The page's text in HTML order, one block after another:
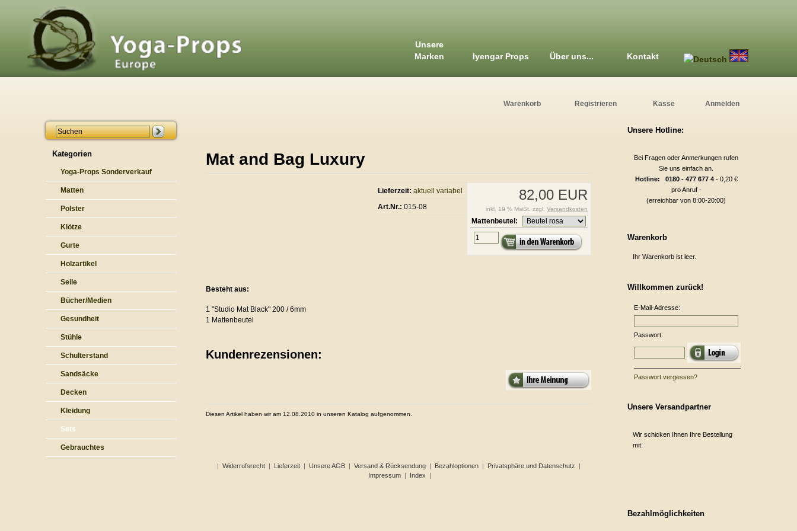
Unsere
Marken
Iyengar Props Über uns... Kontakt
Warenkorb Registrieren Kasse Anmelden
Kategorien
Yoga-Props Sonderverkauf
Matten
Polster
Klötze
Gurte
Holzartikel
Seile
Bücher/Medien
Gesundheit
Stühle
Schulterstand
Sandsäcke
Decken
Kleidung
Sets
Gebrauchtes
Mat and Bag Luxury
Lieferzeit: aktuell variabel
Art.Nr.: 015-08
82,00 EUR
inkl. 19 % MwSt. zzgl. Versandkosten
Mattenbeutel:
Besteht aus:
1 "Studio Mat Black" 200 / 6mm
1 Mattenbeutel
Kundenrezensionen:
Diesen Artikel haben wir am 12.08.2010 in unseren Katalog aufgenommen.
| Widerrufsrecht | Lieferzeit | Unsere AGB | Versand & Rücksendung | Bezahloptionen | Privatsphäre und Datenschutz
|
Impressum
| Index |
Unsere Hotline:
Bei Fragen oder Anmerkungen rufen
Sie uns einfach an.
Hotline: 0180 - 477 677 4- 0,20 €
pro Anruf -
(erreichbar von 8:00-20:00)
Warenkorb
Ihr Warenkorb ist leer.
Willkommen zurück!
E-Mail-Adresse:
Passwort:
Passwort vergessen?
Unsere Versandpartner
Wir schicken Ihnen Ihre Bestellung
mit:
Bezahlmöglichkeiten